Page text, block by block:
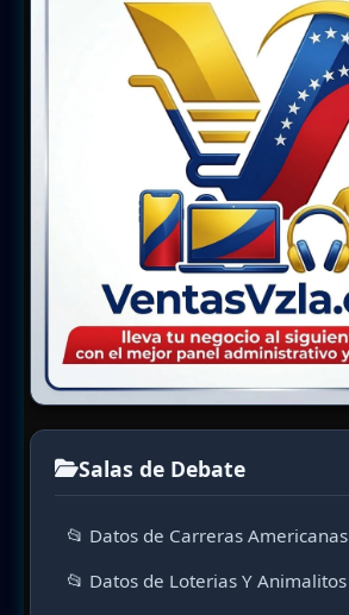
Salas de Debate
📂 Datos de Carreras Americanas
📂 Datos de Loterias Y Animalitos